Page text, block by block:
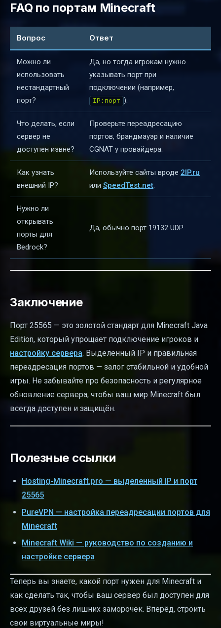
FAQ по портам Minecraft
Вопрос Ответ
Можно ли
использовать
нестандартный
порт?
Да, но тогда игрокам нужно
указывать порт при
подключении (например,
IP:порт ).
Что делать, если
сервер не
доступен извне?
Проверьте переадресацию
портов, брандмауэр и наличие
CGNAT у провайдера.
Как узнать
внешний IP?
Используйте сайты вроде 2IP.ru
или SpeedTest.net.
Нужно ли
открывать
порты для
Bedrock?
Да, обычно порт 19132 UDP.
Заключение
Порт 25565 — это золотой стандарт для Minecraft Java
Edition, который упрощает подключение игроков и
настройку сервера. Выделенный IP и правильная
переадресация портов — залог стабильной и удобной
игры. Не забывайте про безопасность и регулярное
обновление сервера, чтобы ваш мир Minecraft был
всегда доступен и защищён.
Полезные ссылки
Hosting-Minecraft.pro — выделенный IP и порт
25565
PureVPN — настройка переадресации портов для
Minecraft
Minecraft Wiki — руководство по созданию и
настройке сервера
Теперь вы знаете, какой порт нужен для Minecraft и
как сделать так, чтобы ваш сервер был доступен для
всех друзей без лишних заморочек. Вперёд, строить
свои виртуальные миры!